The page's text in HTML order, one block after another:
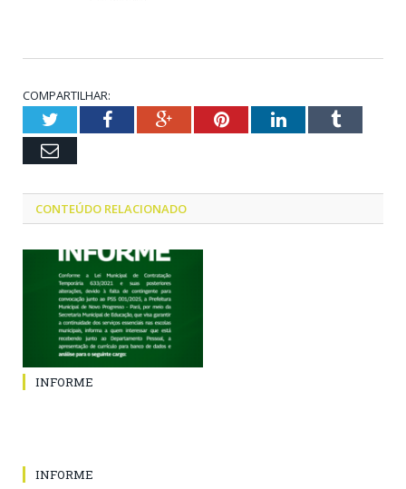
COMPARTILHAR:
TwitterFacebookGoogle+PinterestLinkedInTumblr
Email
CONTEÚDO RELACIONADO
INFORME
INFORME